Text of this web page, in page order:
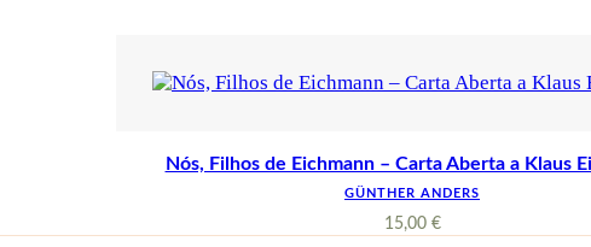
Nós, Filhos de Eichmann – Carta Aberta a Klaus
GÜNTHER ANDERS
15,00 €